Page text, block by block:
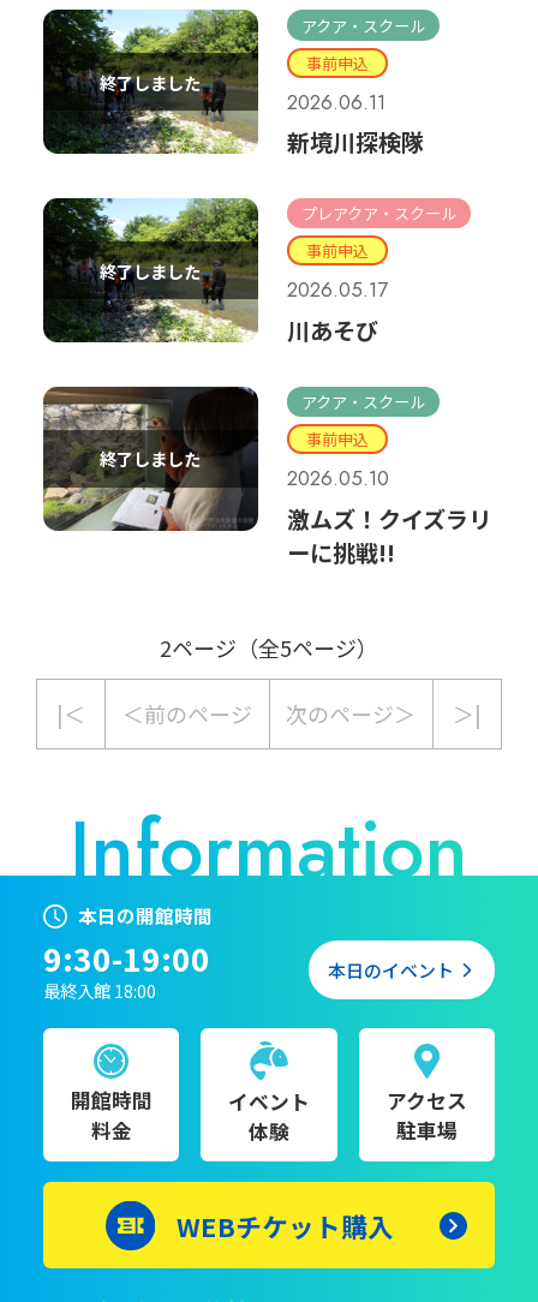
アクア・スクール
事前申込
2026.06.11
新境川探検隊
プレアクア・スクール
事前申込
2026.05.17
川あそび
アクア・スクール
事前申込
2026.05.10
激ムズ！クイズラリ
ーに挑戦!!
2ページ（全5ページ）
|＜ ＜前のページ 次のページ＞ ＞|
本日の開館時間
9:30-19:00
最終入館 18:00
本日のイベント
開館時間
料金
イベント
体験
アクセス
駐車場
WEBチケット購入